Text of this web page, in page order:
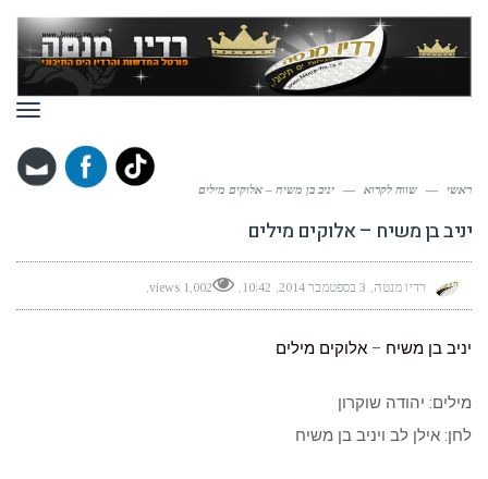
ראשי — שווה לקרוא — יניב בן משיח – אלוקים מילים
יניב בן משיח – אלוקים מילים
רדיו מנטה 3 בספטמבר 2014 10:42
1,002 views
יניב בן משיח – אלוקים מילים
מילים: יהודה שוקרון
לחן: אילן לב ויניב בן משיח